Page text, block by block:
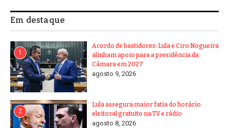
Em destaque
1
Acordo de bastidores: Lula e Ciro Nogueira
alinham apoio para a presidência da
Câmara em 2027
agosto 9, 2026
2
Lula assegura maior fatia do horário
eleitoral gratuito na TV e rádio
agosto 8, 2026